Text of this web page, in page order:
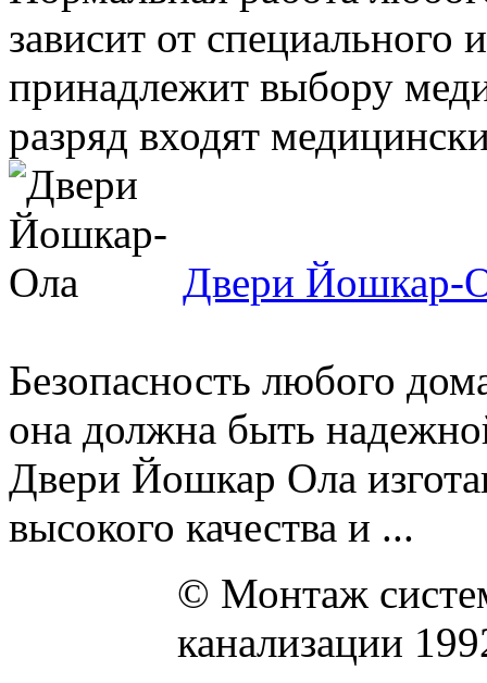
зависит от специального
принадлежит выбору
разряд входят
Двери Йошкар-
Безопасность любого
она должна быть
Двери Йошкар Ола
высокого качества и ...
© Монтаж
канализации